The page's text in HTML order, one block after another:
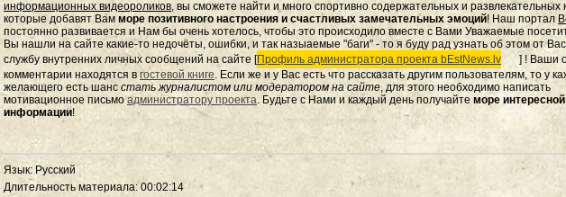
информационных видеороликов, вы сможете найти и много спортивно содержательных и развлекательных
которые добавят Вам море позитивного настроения и счастливых замечательных эмоций! Наш портал
постоянно развивается и Нам бы очень хотелось, чтобы это происходило вместе с Вами Уважаемые
Вы нашли на сайте какие-то недочёты, ошибки, и так назыаемые "баги" - то я буду рад узнать об этом от
службу внутренних личных сообщений на сайте [Профиль администратора проекта bEstNews.lv
] ! Ваши
комментарии находятся в гостевой книге. Если же и у Вас есть что рассказать другим пользователям, то у
желающего есть шанс стать журналистом или модератором на сайте, для этого необходимо написать
мотивационное письмоадминистратору проекта. Будьте с Нами и каждый день получайте море
информации!
Язык: Русский
Длительность материала: 00:02:14